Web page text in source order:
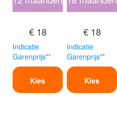
€ 18
Indicatie
Garenprijs**
Kies
€ 18
Indicatie
Garenprijs**
Kies